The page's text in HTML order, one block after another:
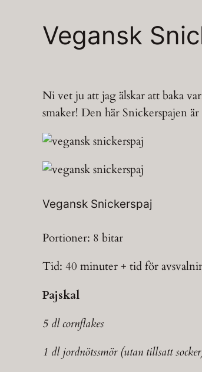
Vegansk
Ni vet ju att jag älskar att baka
smaker! Den här Snickerspajen
Vegansk Snickerspaj
Portioner: 8 bitar
Tid: 40 minuter + tid för
Pajskal
5 dl cornflakes
1 dl jordnötssmör (utan tillsatt